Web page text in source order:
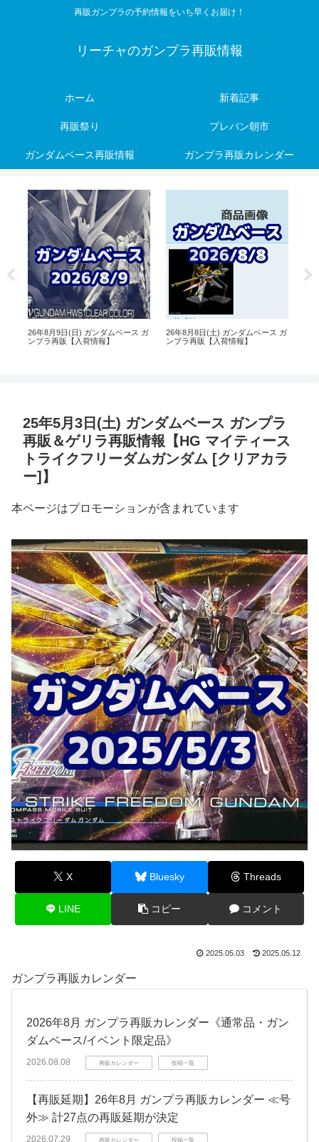
再販ガンプラの予約情報をいち早くお届け！
リーチャのガンプラ再販情報
ホーム 新着記事
再販祭り プレバン朝市
ガンダムベース再販情報 ガンプラ再販カレンダー
26年8月9日(日) ガンダムベース ガ
ンプラ再販【入荷情報】
26年8月8日(土) ガンダムベース ガ
ンプラ再販【入荷情報】
25年5月3日(土) ガンダムベース ガンプラ
再販＆ゲリラ再販情報【HG マイティース
トライクフリーダムガンダム [クリアカラ
ー]】
本ページはプロモーションが含まれています
X Bluesky Threads
LINE コピー コメント
2025.05.03 2025.05.12
ガンプラ再販カレンダー
2026年8月 ガンプラ再販カレンダー《通常品・ガン
ダムベース/イベント限定品》
2026.08.08 再販カレンダー 投稿一覧
【再販延期】26年8月 ガンプラ再販カレンダー ≪号
外≫ 計27点の再販延期が決定
2026.07.29 再販カレンダー 投稿一覧